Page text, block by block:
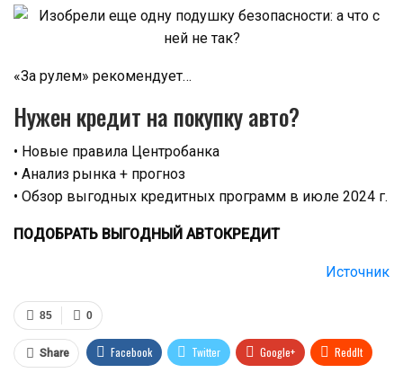
«За рулем» рекомендует…
Нужен кредит на покупку авто?
• Новые правила Центробанка
• Анализ рынка + прогноз
• Обзор выгодных кредитных программ в июле 2024 г.
ПОДОБРАТЬ ВЫГОДНЫЙ АВТОКРЕДИТ
Источник
0
85
Share Facebook Twitter Google+ ReddIt